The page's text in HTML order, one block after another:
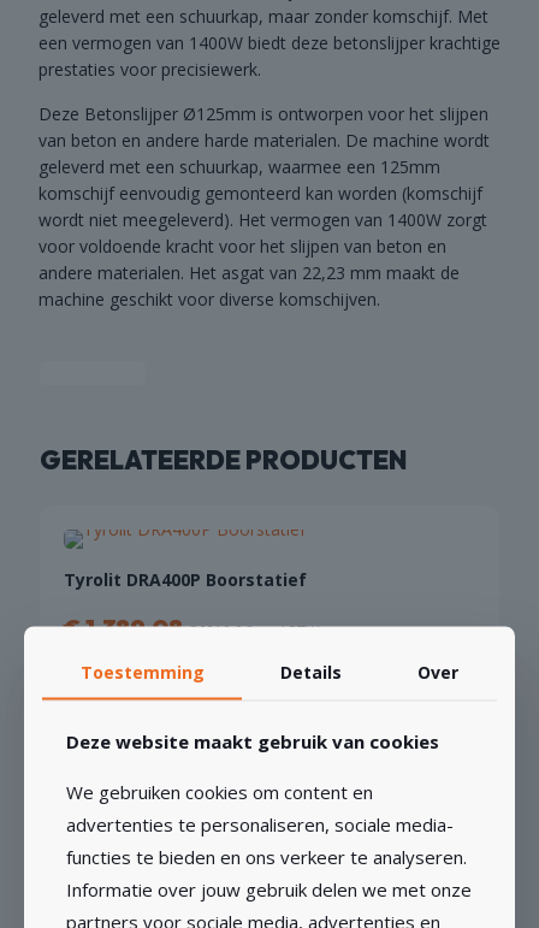
geleverd met een schuurkap, maar zonder komschijf. Met
een vermogen van 1400W biedt deze betonslijper krachtige
prestaties voor precisiewerk.
Deze Betonslijper Ø125mm is ontworpen voor het slijpen
van beton en andere harde materialen. De machine wordt
geleverd met een schuurkap, waarmee een 125mm
komschijf eenvoudig gemonteerd kan worden (komschijf
wordt niet meegeleverd). Het vermogen van 1400W zorgt
voor voldoende kracht voor het slijpen van beton en
andere materialen. Het asgat van 22,23 mm maakt de
machine geschikt voor diverse komschijven.
GERELATEERDE PRODUCTEN
Tyrolit DRA400P Boorstatief
€1.389,08 €1.148,00excl BTW
TOEVOEGEN AAN WINKELWAGEN
Makita 9565CVR Haakse Slijper
€235,95 €195,00excl BTW
Toestemming Details Over
Deze website maakt gebruik van cookies
We gebruiken cookies om content en
advertenties te personaliseren, sociale media-
functies te bieden en ons verkeer te analyseren.
Informatie over jouw gebruik delen we met onze
partners voor sociale media, advertenties en